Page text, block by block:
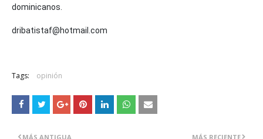
dominicanos.
dribatistaf@hotmail.com
Tags: opinión
MÁS RECIENTE
MÁS ANTIGUA